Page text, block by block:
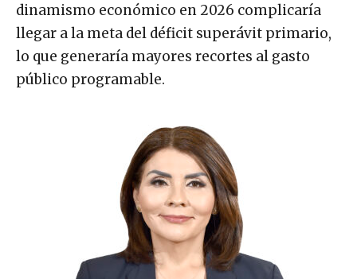
dinamismo económico en 2026 complicaría
llegar a la meta del déficit superávit primario,
lo que generaría mayores recortes al gasto
público programable.